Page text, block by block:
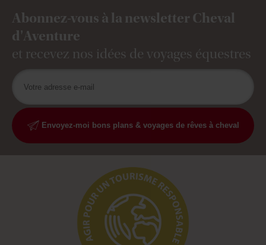
Abonnez-vous à la newsletter Cheval
d'Aventure
et recevez nos idées de voyages équestres
Envoyez-moi bons plans & voyages de rêves à cheval